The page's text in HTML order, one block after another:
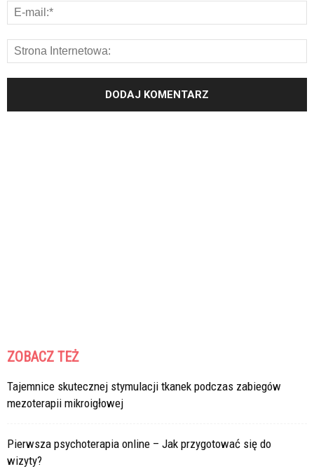
ZOBACZ TEŻ
Tajemnice skutecznej stymulacji tkanek podczas zabiegów
mezoterapii mikroigłowej
Pierwsza psychoterapia online – Jak przygotować się do
wizyty?